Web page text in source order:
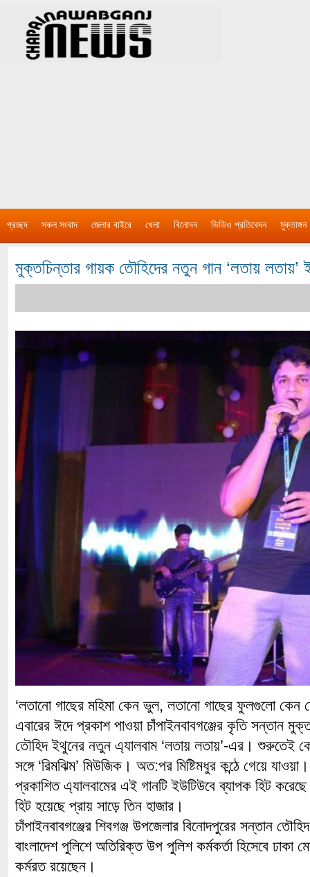
প্রচ্ছদ সকল সংবাদ জেলার বাইরে খেলা বিনোদন ভিডিও প্রতিবেদন মুক্তাঙ্গন
মুক্তচিন্তার গায়ক তৌহিদের নতুন গান ‘লতায় লতায়’
‘লতানো গাছের মহিমা কেন ভুল, লতানো গাছের ফুলগুলো
এবারের ঈদে প্রকাশ পাওয়া চাঁপাইনবাবগঞ্জের কৃতি সন্তান
তৌহিদ ইথুনের নতুন এ্যালবাম ‘লতায় লতায়’-এর। শুরুতেই
সঙ্গে ‘রিমঝিম’ মিউজিক। অত:পর মিষ্টিমধুর কন্ঠে গেয়ে
প্রকাশিত এ্যালবামের এই গানটি ইউটিউবে ব্যাপক হিট
হিট হয়েছে প্রায় সাড়ে তিন হাজার।
চাঁপাইনবাবগঞ্জের শিবগঞ্জ উপজেলার বিনোদপুরের সন্তান
বাংলাদেশ পুলিশে অতিরিক্ত উপ পুলিশ কর্মকর্তা হিসেবে ঢাকা
কর্মরত রয়েছেন।